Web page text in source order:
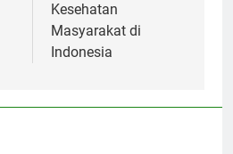
Kesehatan
Masyarakat di
Indonesia